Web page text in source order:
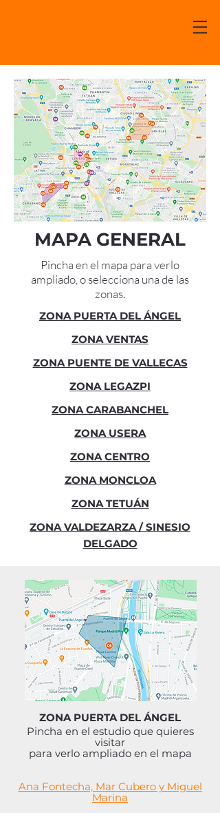
MAPA GENERAL
Pincha en el mapa para verlo
ampliado, o selecciona una de las
zonas.
ZONA PUERTA DEL ÁNGEL
ZONA VENTAS
ZONA PUENTE DE VALLECAS
ZONA LEGAZPI
ZONA CARABANCHEL
ZONA USERA
ZONA CENTRO
ZONA MONCLOA
ZONA TETUÁN
ZONA VALDEZARZA / SINESIO
DELGADO
ZONA PUERTA DEL ÁNGEL
Pincha en el estudio que quieres
visitar
para verlo ampliado en el mapa
Ana Fontecha, Mar Cubero y Miguel
Marina